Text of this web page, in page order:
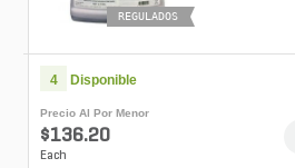
REGULADOS
4 Disponible
Precio Al Por Menor
$136.20
Each